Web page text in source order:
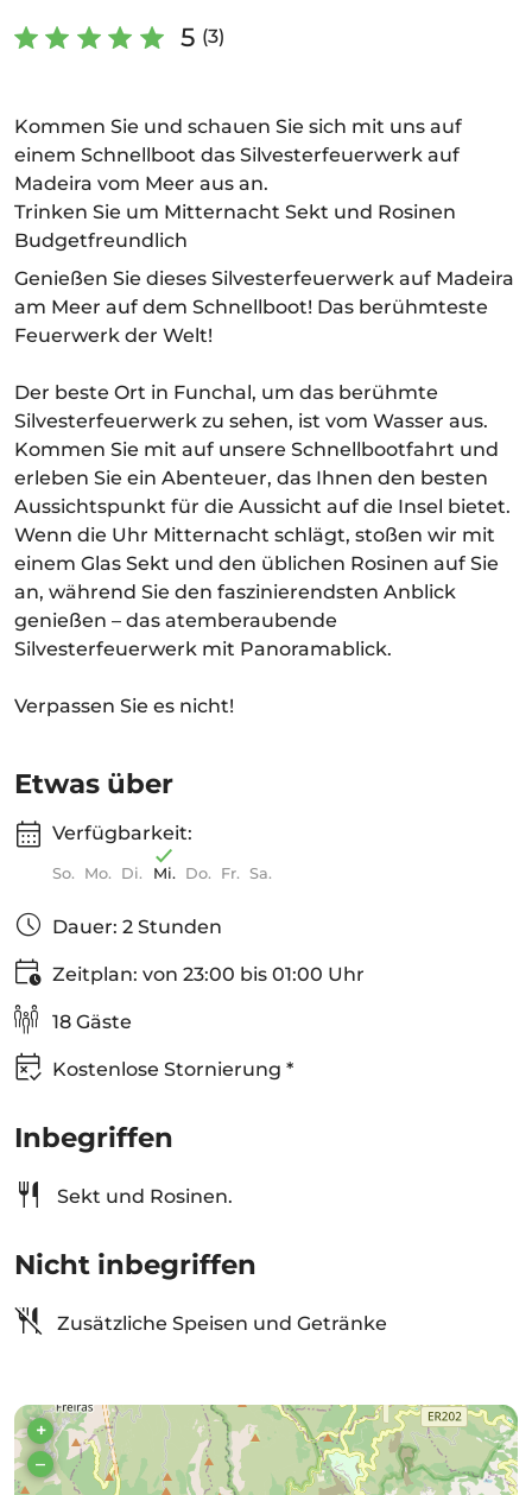
5 (3)
Kommen Sie und schauen Sie sich mit uns auf
einem Schnellboot das Silvesterfeuerwerk auf
Madeira vom Meer aus an.
Trinken Sie um Mitternacht Sekt und Rosinen
Budgetfreundlich
Genießen Sie dieses Silvesterfeuerwerk auf Madeira
am Meer auf dem Schnellboot! Das berühmteste
Feuerwerk der Welt!
Der beste Ort in Funchal, um das berühmte
Silvesterfeuerwerk zu sehen, ist vom Wasser aus.
Kommen Sie mit auf unsere Schnellbootfahrt und
erleben Sie ein Abenteuer, das Ihnen den besten
Aussichtspunkt für die Aussicht auf die Insel bietet.
Wenn die Uhr Mitternacht schlägt, stoßen wir mit
einem Glas Sekt und den üblichen Rosinen auf Sie
an, während Sie den faszinierendsten Anblick
genießen – das atemberaubende
Silvesterfeuerwerk mit Panoramablick.
Verpassen Sie es nicht!
Etwas über
Verfügbarkeit:
So. Mo. Di. Mi. Do. Fr. Sa.
Dauer: 2 Stunden
Zeitplan: von 23:00 bis 01:00 Uhr
18 Gäste
Kostenlose Stornierung *
Inbegriffen
Sekt und Rosinen.
Nicht inbegriffen
Zusätzliche Speisen und Getränke
+
–